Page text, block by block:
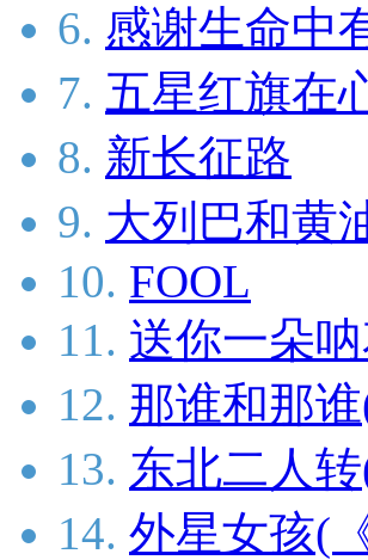
6. 感谢生命中
7. 五星红旗在
8. 新长征路
9. 大列巴和黄
10. FOOL
11. 送你一朵
12. 那谁和那
13. 东北二人
14. 外星女孩(